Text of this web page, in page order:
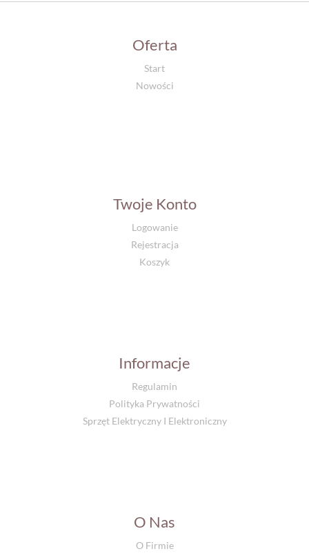
Oferta
Start
Nowości
Twoje Konto
Logowanie
Rejestracja
Koszyk
Informacje
Regulamin
Polityka Prywatności
Sprzęt Elektryczny I Elektroniczny
O Nas
O Firmie